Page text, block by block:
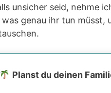
unsicher seid, nehme
genau ihr tun müsst,
Planst du deinen